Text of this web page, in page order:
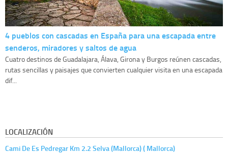
4 pueblos con cascadas en España para una escapada entre
senderos, miradores y saltos de agua
Cuatro destinos de Guadalajara, Álava, Girona y Burgos reúnen cascadas,
rutas sencillas y paisajes que convierten cualquier visita en una escapada
dif...
LOCALIZACIÓN
Cami De Es Pedregar Km 2.2 Selva (Mallorca) ( Mallorca)